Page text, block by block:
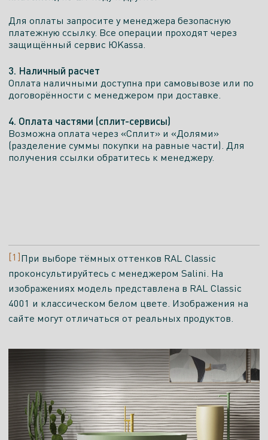
Для оплаты запросите у менеджера безопасную
платежную ссылку. Все операции проходят через
защищённый сервис ЮKassa.
3. Наличный расчет
Оплата наличными доступна при самовывозе или по
договорённости с менеджером при доставке.
4. Оплата частями (сплит-сервисы)
Возможна оплата через «Сплит» и «Долями»
(разделение суммы покупки на равные части). Для
получения ссылки обратитесь к менеджеру.
[1] При выборе тёмных оттенков RAL Classic
проконсультируйтесь с менеджером Salini. На
изображениях модель представлена в RAL Classic
4001 и классическом белом цвете. Изображения на
сайте могут отличаться от реальных продуктов.